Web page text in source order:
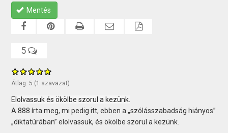
Mentés
5
Átlag: 5 (1 szavazat)
E lolvassuk és ökölbe szorul a kezünk.
A 888 írta meg, mi pedig itt, ebben a „szólásszabadság hiányos”
„diktatúrában” elolvassuk, és ökölbe szorul a kezünk.